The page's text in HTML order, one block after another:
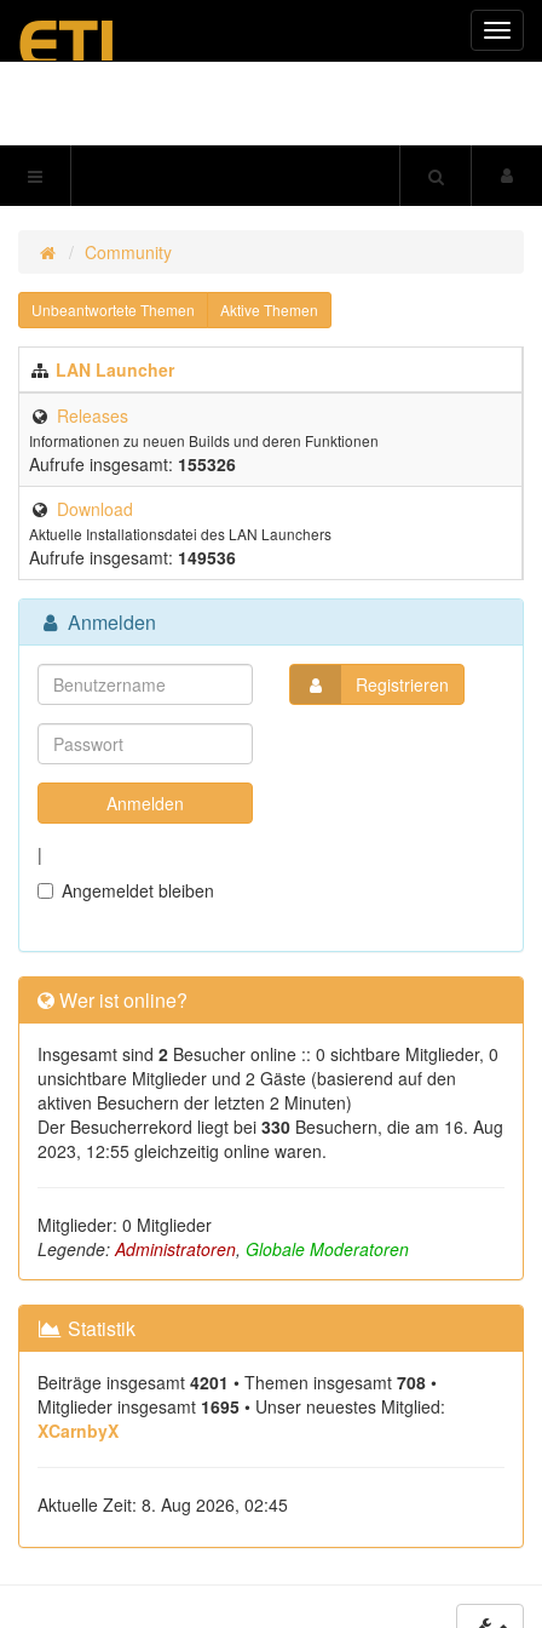
Community
Unbeantwortete Themen Aktive Themen
LAN Launcher
Releases
Informationen zu neuen Builds und deren Funktionen
Aufrufe insgesamt: 155326
Download
Aktuelle Installationsdatei des LAN Launchers
Aufrufe insgesamt: 149536
Anmelden
|
Angemeldet bleiben
Registrieren
Wer ist online?
Insgesamt sind 2 Besucher online :: 0 sichtbare Mitglieder, 0
unsichtbare Mitglieder und 2 Gäste (basierend auf den
aktiven Besuchern der letzten 2 Minuten)
Der Besucherrekord liegt bei 330 Besuchern, die am 16. Aug
2023, 12:55 gleichzeitig online waren.
Mitglieder: 0 Mitglieder
Legende:Administratoren, Globale Moderatoren
Statistik
Beiträge insgesamt 4201 • Themen insgesamt 708 •
Mitglieder insgesamt 1695 • Unser neuestes Mitglied:
XCarnbyX
Aktuelle Zeit: 8. Aug 2026, 02:45